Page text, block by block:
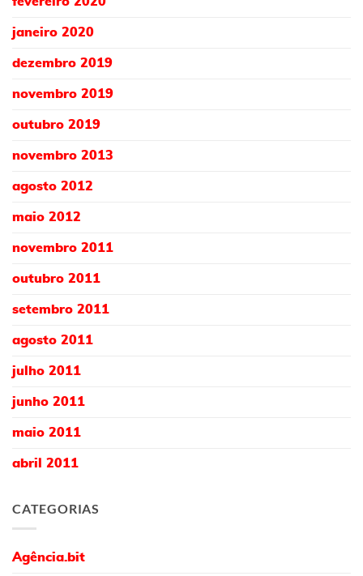
janeiro 2020
dezembro 2019
novembro 2019
outubro 2019
novembro 2013
agosto 2012
maio 2012
novembro 2011
outubro 2011
setembro 2011
agosto 2011
julho 2011
junho 2011
maio 2011
abril 2011
CATEGORIAS
Agência.bit